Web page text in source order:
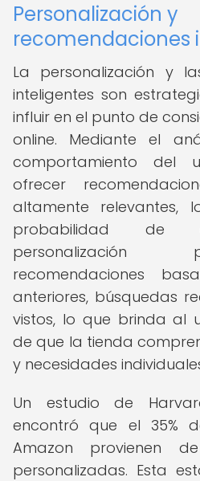
Personalización y
recomendaciones
La personalización y
inteligentes son
influir en el punto de
online. Mediante el
comportamiento del
ofrecer
altamente relevantes,
probabilidad de
recomendaciones
anteriores, búsquedas
vistos, lo que brinda al
de que la tienda
y necesidades
Un estudio de
encontró que el 35%
Amazon provienen
personalizadas. Esta